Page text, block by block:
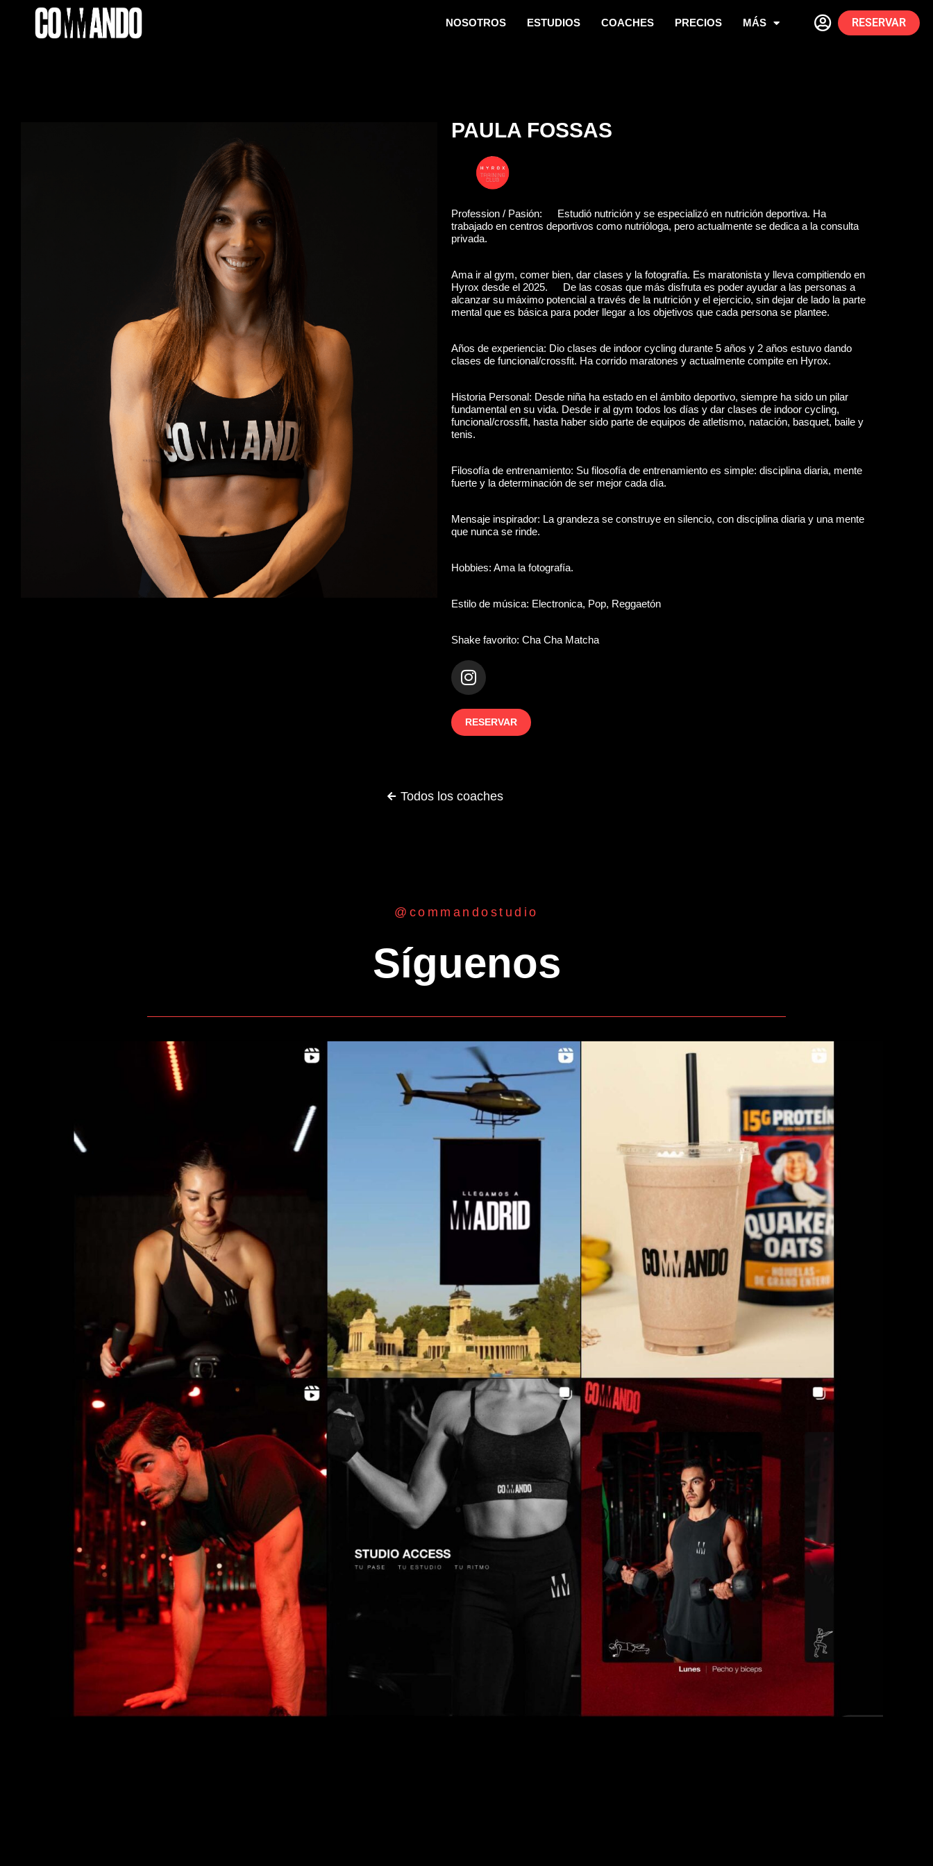
NOSOTROS ESTUDIOS COACHES PRECIOS MÁS RESERVAR
PAULA FOSSAS
Profession / Pasión: Estudió nutrición y se especializó en nutrición deportiva. Ha
trabajado en centros deportivos como nutrióloga, pero actualmente se dedica a la consulta
privada.
Ama ir al gym, comer bien, dar clases y la fotografía. Es maratonista y lleva compitiendo en
Hyrox desde el 2025. De las cosas que más disfruta es poder ayudar a las personas a
alcanzar su máximo potencial a través de la nutrición y el ejercicio, sin dejar de lado la parte
mental que es básica para poder llegar a los objetivos que cada persona se plantee.
Años de experiencia: Dio clases de indoor cycling durante 5 años y 2 años estuvo dando
clases de funcional/crossfit. Ha corrido maratones y actualmente compite en Hyrox.
Historia Personal: Desde niña ha estado en el ámbito deportivo, siempre ha sido un pilar
fundamental en su vida. Desde ir al gym todos los días y dar clases de indoor cycling,
funcional/crossfit, hasta haber sido parte de equipos de atletismo, natación, basquet, baile y
tenis.
Filosofía de entrenamiento: Su filosofía de entrenamiento es simple: disciplina diaria, mente
fuerte y la determinación de ser mejor cada día.
Mensaje inspirador: La grandeza se construye en silencio, con disciplina diaria y una mente
que nunca se rinde.
Hobbies: Ama la fotografía.
Estilo de música: Electronica, Pop, Reggaetón
Shake favorito: Cha Cha Matcha
RESERVAR
Todos los coaches
@commandostudio
Síguenos